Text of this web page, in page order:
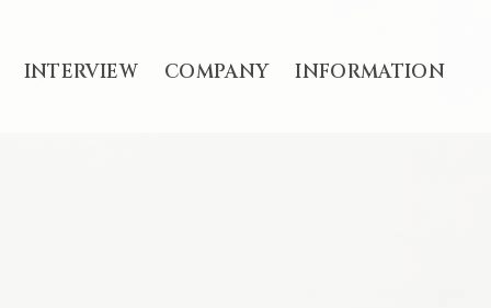
INTERVIEW COMPANY INFORMATION